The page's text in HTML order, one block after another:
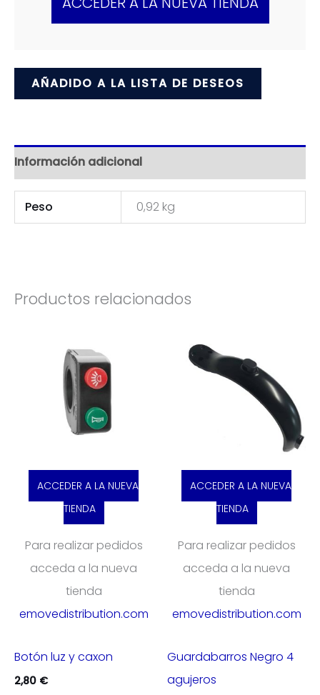
AÑADIDO A LA LISTA DE DESEOS
Información adicional
Peso 0,92 kg
Productos relacionados
ACCEDER A LA NUEVA
TIENDA
Para realizar pedidos
acceda a la nueva
tienda
emovedistribution.com
Botón luz y caxon
2,80 €
ACCEDER A LA NUEVA
TIENDA
Para realizar pedidos
acceda a la nueva
tienda
emovedistribution.com
Guardabarros Negro 4
agujeros